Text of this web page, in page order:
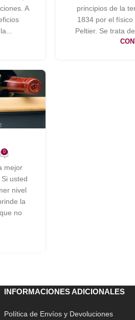
A
principios de la
1834 por el
Peltier. Se trata
0
mejor
usted
nivel
la
no
INFORMACIONES ADICIONALES
Política de Envíos y Devoluciones